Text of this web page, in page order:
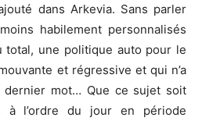
dans Arkevia. Sans parler
habilement personnalisés
total, une politique auto pour le
et régressive et qui n’a
dernier mot… Que ce sujet soit
à l’ordre du jour en période